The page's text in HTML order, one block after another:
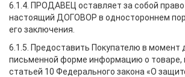
6.1.4. ПРОДАВЕЦ оставляет за собой
настоящий ДОГОВОР в одностороннем
его заключения.
6.1.5. Предоставить Покупателю в момент
письменной форме информацию о товаре,
статьей 10 Федерального закона «О